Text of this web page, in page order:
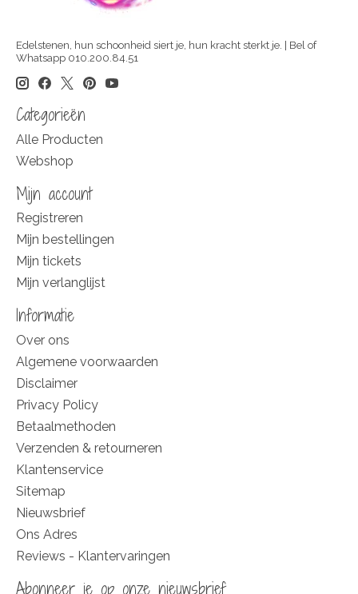
Edelstenen, hun schoonheid siert je, hun kracht sterkt je. | Bel of
Whatsapp 010.200.84.51
Categorieën
Alle Producten
Webshop
Mijn account
Registreren
Mijn bestellingen
Mijn tickets
Mijn verlanglijst
Informatie
Over ons
Algemene voorwaarden
Disclaimer
Privacy Policy
Betaalmethoden
Verzenden & retourneren
Klantenservice
Sitemap
Nieuwsbrief
Ons Adres
Reviews - Klantervaringen
Abonneer je op onze nieuwsbrief